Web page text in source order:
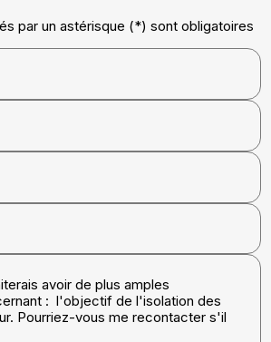
par un astérisque (*) sont obligatoires